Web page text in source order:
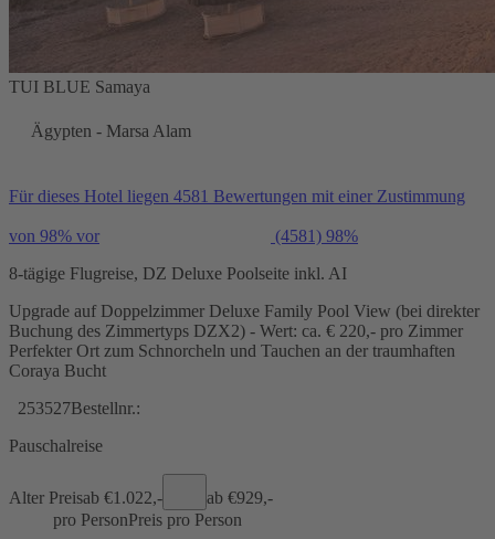
TUI BLUE Samaya
Ägypten - Marsa Alam
Für dieses Hotel liegen 4581 Bewertungen mit einer Zustimmung
von 98% vor (4581) 98%
8-tägige Flugreise, DZ Deluxe Poolseite inkl. AI
Upgrade auf Doppelzimmer Deluxe Family Pool View (bei direkter
Buchung des Zimmertyps DZX2) - Wert: ca. € 220,- pro Zimmer
Perfekter Ort zum Schnorcheln und Tauchen an der traumhaften
Coraya Bucht
253527Bestellnr.:
Pauschalreise
Alter Preisab €1.022,- ab €929,-
pro PersonPreis pro Person